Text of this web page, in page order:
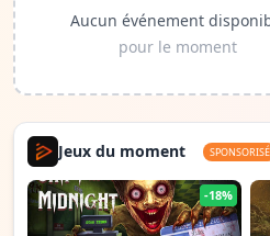
Aucun événement
pour le moment
Jeux du moment SPONSORISÉ
-18%